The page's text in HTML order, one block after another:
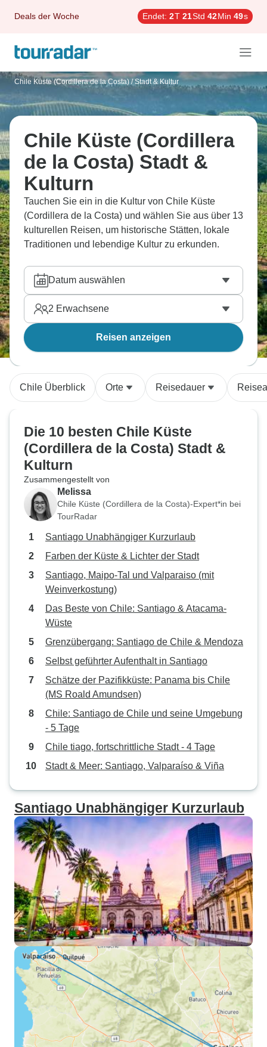
Deals der Woche Endet: 2T 21Std 42Min 48s
Chile Küste (Cordillera de la Costa) / Stadt & Kultur
Chile Küste (Cordillera
de la Costa) Stadt &
Kulturn
Tauchen Sie ein in die Kultur von Chile Küste
(Cordillera de la Costa) und wählen Sie aus über 13
kulturellen Reisen, um historische Stätten, lokale
Traditionen und lebendige Kultur zu erkunden.
Datum auswählen
2 Erwachsene
Reisen anzeigen
Chile Überblick Orte Reisedauer
Die 10 besten Chile Küste
(Cordillera de la Costa) Stadt &
Kulturn
Zusammengestellt von
Melissa
Chile Küste (Cordillera de la Costa)-Expert*in bei
TourRadar
Santiago Unabhängiger Kurzurlaub
Farben der Küste & Lichter der Stadt
Santiago, Maipo-Tal und Valparaiso (mit
Weinverkostung)
Das Beste von Chile: Santiago & Atacama-
Wüste
Grenzübergang: Santiago de Chile & Mendoza
Selbst geführter Aufenthalt in Santiago
Schätze der Pazifikküste: Panama bis Chile
(MS Roald Amundsen)
Chile: Santiago de Chile und seine Umgebung
- 5 Tage
Chile tiago, fortschrittliche Stadt - 4 Tage
Stadt & Meer: Santiago, Valparaíso & Viña
Santiago Unabhängiger Kurzurlaub